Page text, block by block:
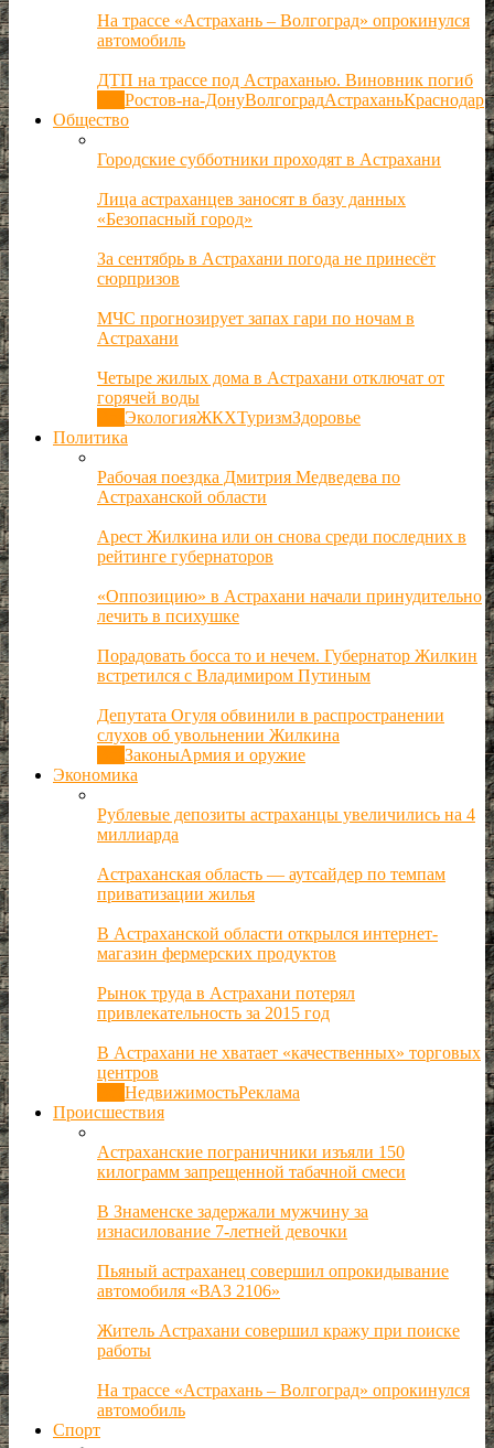
На трассе «Астрахань – Волгоград» опрокинулся
автомобиль
ДТП на трассе под Астраханью. Виновник погиб
Ростов-на-ДонуВолгоградАстраханьКраснодар
Общество
Городские субботники проходят в Астрахани
Лица астраханцев заносят в базу данных
«Безопасный город»
За сентябрь в Астрахани погода не принесёт
сюрпризов
МЧС прогнозирует запах гари по ночам в
Астрахани
Четыре жилых дома в Астрахани отключат от
горячей воды
ЭкологияЖКХТуризмЗдоровье
Политика
Рабочая поездка Дмитрия Медведева по
Астраханской области
Арест Жилкина или он снова среди последних в
рейтинге губернаторов
«Оппозицию» в Астрахани начали принудительно
лечить в психушке
Порадовать босса то и нечем. Губернатор Жилкин
встретился с Владимиром Путиным
Депутата Огуля обвинили в распространении
слухов об увольнении Жилкина
ЗаконыАрмия и оружие
Экономика
Рублевые депозиты астраханцы увеличились на 4
миллиарда
Астраханская область — аутсайдер по темпам
приватизации жилья
В Астраханской области открылся интернет-
магазин фермерских продуктов
Рынок труда в Астрахани потерял
привлекательность за 2015 год
В Астрахани не хватает «качественных» торговых
центров
НедвижимостьРеклама
Происшествия
Астраханские пограничники изъяли 150
килограмм запрещенной табачной смеси
В Знаменске задержали мужчину за
изнасилование 7-летней девочки
Пьяный астраханец совершил опрокидывание
автомобиля «ВАЗ 2106»
Житель Астрахани совершил кражу при поиске
работы
На трассе «Астрахань – Волгоград» опрокинулся
автомобиль
Спорт